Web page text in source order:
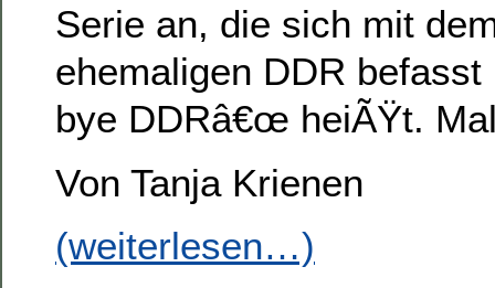
Serie an, die sich mit
ehemaligen DDR befasst
bye DDRâ€œ heiÃŸt.
Von Tanja Krienen
(weiterlesen…)